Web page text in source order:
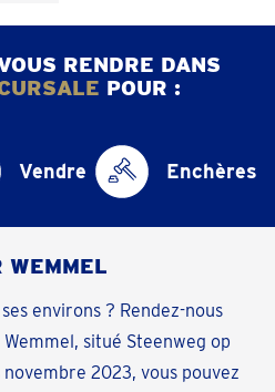
RENDRE DANS
POUR :
Vendre Enchères
WEMMEL
environs ? Rendez-nous
situé Steenweg op
2023, vous pouvez